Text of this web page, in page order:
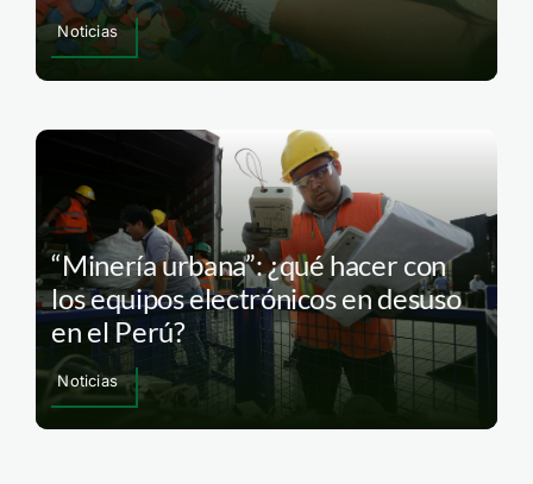
Noticias
“Minería urbana”: ¿qué hacer con
los equipos electrónicos en desuso
en el Perú?
Noticias